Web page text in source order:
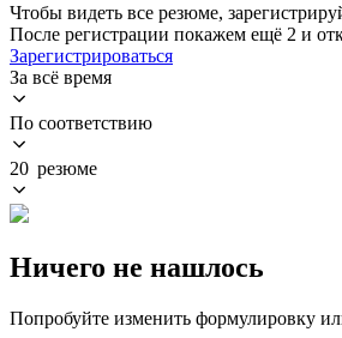
Чтобы видеть все резюме,
После регистрации покажем ещё 2 и
Зарегистрироваться
За всё время
По соответствию
20 резюме
Ничего не нашлось
Попробуйте изменить формулировку